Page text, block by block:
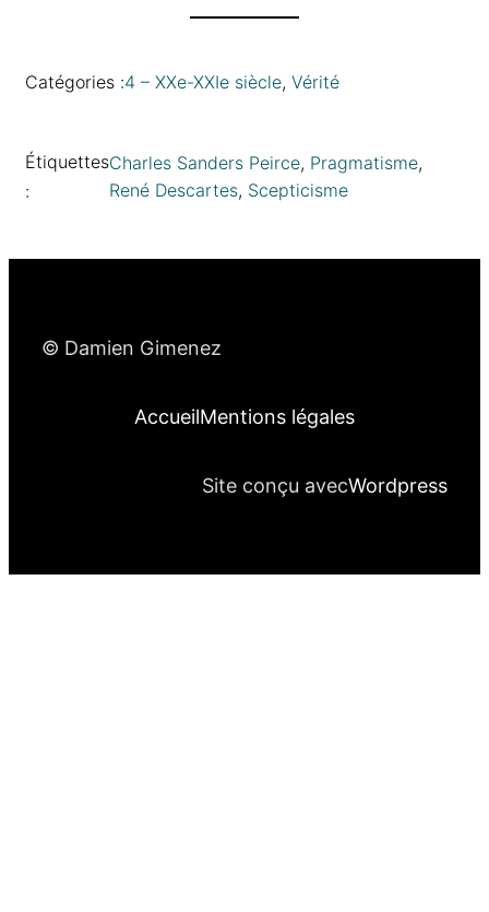
Catégories :4 – XXe-XXIe siècle, Vérité
Étiquettes
:
Charles Sanders Peirce, Pragmatisme
René Descartes, Scepticisme
© Damien Gimenez
AccueilMentions légales
Site conçu avecWordpress